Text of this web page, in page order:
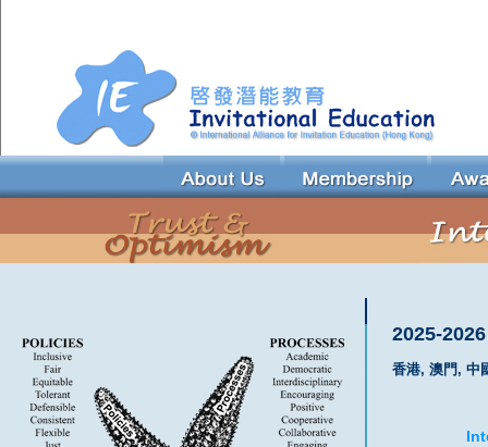
2025-
香港, 澳門, 中